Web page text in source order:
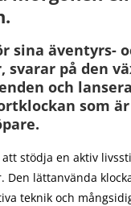
sina äventyrs-
på den
och
som
stödja en aktiv
Den lättanvända
teknik och